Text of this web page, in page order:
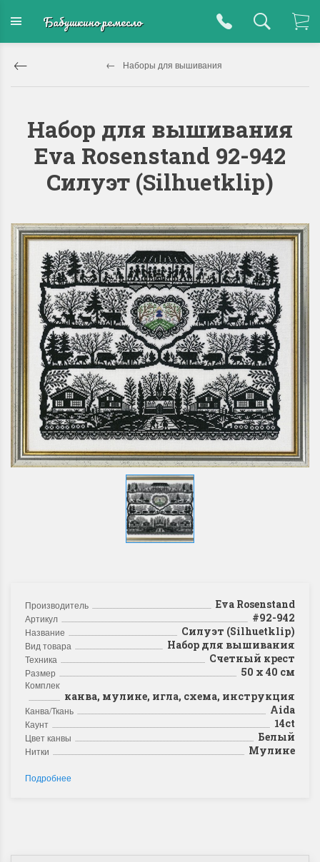
Бабушкино ремесло
Наборы для вышивания
Набор для вышивания
Eva Rosenstand 92-942
Силуэт (Silhuetklip)
Производитель Eva Rosenstand
Артикул #92-942
Название Силуэт (Silhuetklip)
Вид товара Набор для вышивания
Техника Счетный крест
Размер 50 х 40 см
Комплектация
канва, мулине, игла, схема, инструкция
Канва/Ткань Aida
Каунт 14ct
Цвет канвы Белый
Нитки Мулине
Подробнее